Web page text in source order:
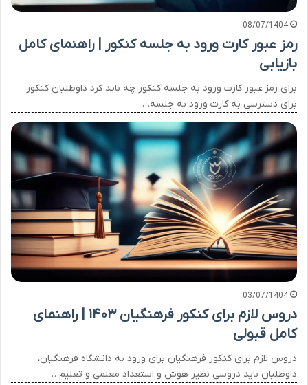
08/07/1404
رمز عبور کارت ورود به جلسه کنکور | راهنمای کامل
بازیابی
برای رمز عبور کارت ورود به جلسه کنکور چه باید کرد داوطلبان کنکور
برای دسترسی به کارت ورود به جلسه…
03/07/1404
دروس لازم برای کنکور فرهنگیان ۱۴۰۳ | راهنمای
کامل قبولی
دروس لازم برای کنکور فرهنگیان برای ورود به دانشگاه فرهنگیان،
داوطلبان باید دروسی نظیر هوش و استعداد معلمی و تعلیم…